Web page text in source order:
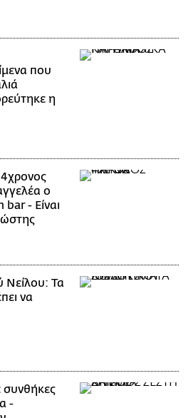
που
η
ο
bar - Είναι
Νείλου: Τα
να
συνθήκες
-